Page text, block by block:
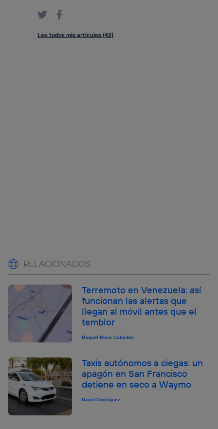
Lee todos mis artículos (42)
RELACIONADOS
Terremoto en Venezuela: así
funcionan las alertas que
llegan al móvil antes que el
temblor
Raquel Roca Cabades
Taxis autónomos a ciegas: un
apagón en San Francisco
detiene en seco a Waymo
David Rodríguez